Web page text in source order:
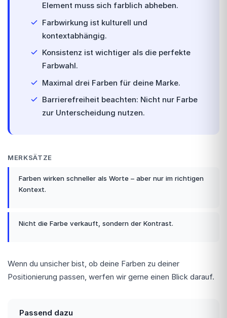
Element muss sich farblich abheben.
Farbwirkung ist kulturell und
kontextabhängig.
Konsistenz ist wichtiger als die perfekte
Farbwahl.
Maximal drei Farben für deine Marke.
Barrierefreiheit beachten: Nicht nur Farbe
zur Unterscheidung nutzen.
MERKSÄTZE
Farben wirken schneller als Worte – aber nur im richtigen
Kontext.
Nicht die Farbe verkauft, sondern der Kontrast.
Wenn du unsicher bist, ob deine Farben zu deiner
Positionierung passen, werfen wir gerne einen Blick darauf.
Passend dazu